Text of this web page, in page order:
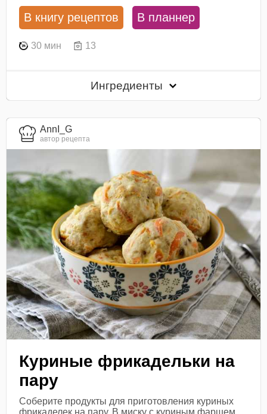
В книгу рецептов В планнер
30 мин 13
Ингредиенты
AnnI_G
автор рецепта
Куриные фрикадельки на
пару
Соберите продукты для приготовления куриных